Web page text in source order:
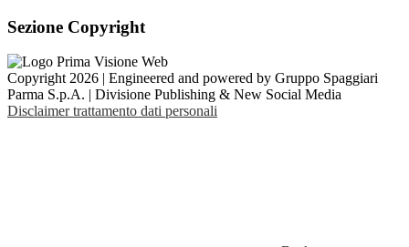
Sezione Copyright
Copyright 2026 | Engineered and powered by Gruppo Spaggiari
Parma S.p.A. | Divisione Publishing & New Social Media
Disclaimer trattamento dati personali